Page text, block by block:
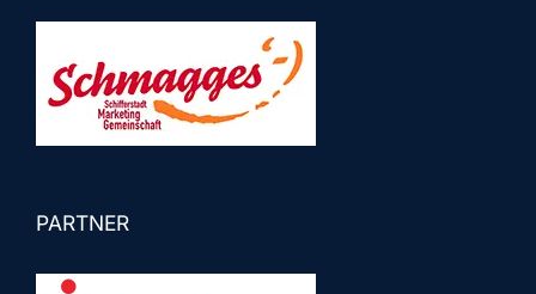
PARTNER